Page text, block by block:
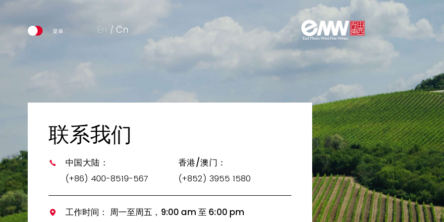
En Cn
联系我们
中国大陆：
(+86) 400-8519-567
香港/澳门：
(+852) 3955 1580
工作时间： 周一至周五，9:00 am 至 6:00 pm